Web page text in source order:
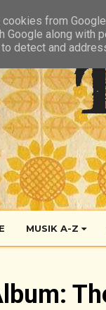
MUSIK A-Z
from
Google along with
detect and